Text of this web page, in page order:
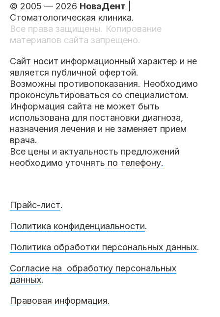
© 2005 — 2026 НоваДент
Стоматологическая клиника.
Все права защищены. Копирование
материалов сайта запрещено.
Сайт носит информационный характер и не
является публичной офертой.
Возможны противопоказания. Необходимо
проконсультироваться со специалистом.
Информация сайта не может быть
использована для постановки диагноза,
назначения лечения и не заменяет прием
врача.
Все цены и актуальность предложений
необходимо уточнять по телефону.
Прайс-лист.
Политика конфиденциальности.
Политика обработки персональных данных.
Согласие на обработку персональных
данных.
Правовая информация.